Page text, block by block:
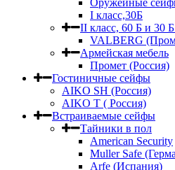
Оружейные
I класс,30Б
II класс, 60 Б и 30
VALBERG
Армейская мебель
Промет (Россия)
Гостиничные сейфы
AIKO SH (Россия)
AIKO Т ( Россия)
Встраиваемые сейфы
Тайники в пол
American Security
Muller Safe
Arfe (Испания)